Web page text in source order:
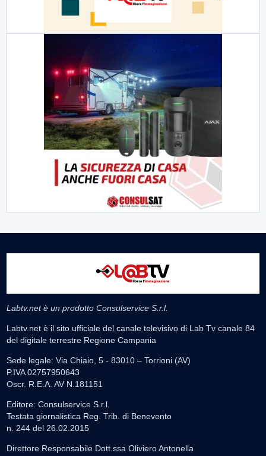
Labtv.net è un prodotto Consulservice S.r.l.
Labtv.net è il sito ufficiale del canale televisivo di Lab Tv canale 84
del digitale terrestre Regione Campania
Sede legale: Via Chiaio, 5 - 83010 – Torrioni (AV)
P.IVA 02757950643
Oscr. R.E.A. AV N.181151
Editore: Consulservice S.r.l.
Testata giornalistica Reg. Trib. di Benevento
n. 244 del 26.02.2015
Direttore Responsabile Dott.ssa Oliviero Antonella